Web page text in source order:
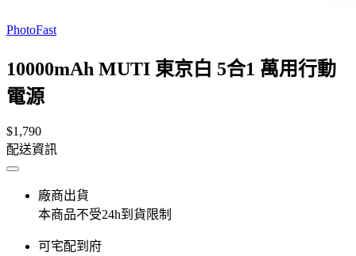
PhotoFast
10000mAh MUTI 東京白 5合1 萬用行動
電源
$1,790
配送資訊
廠商出貨
本商品不受24h到貨限制
可宅配到府